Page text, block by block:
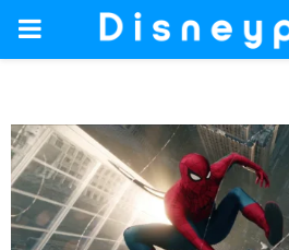
PRIMARY